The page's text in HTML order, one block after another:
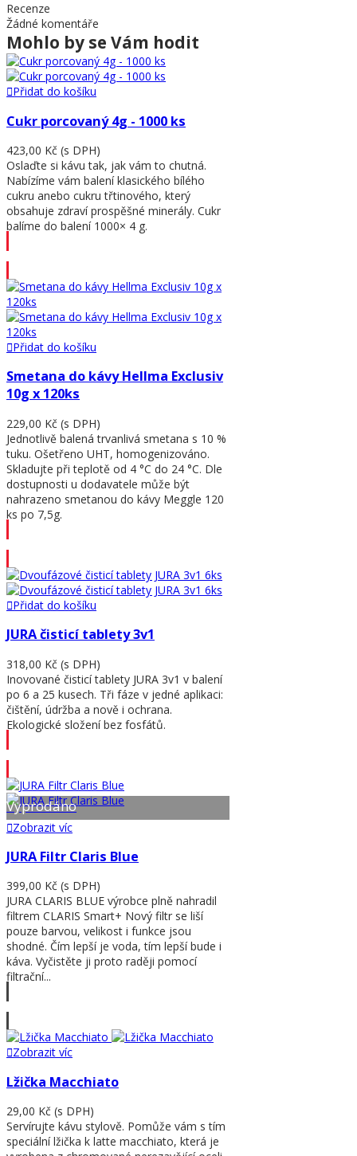
Recenze
Žádné komentáře
Mohlo by se Vám hodit
Přidat do košíku
Cukr porcovaný 4g - 1000 ks
423,00 Kč (s DPH)
Oslaďte si kávu tak, jak vám to chutná.
Nabízíme vám balení klasického bílého
cukru anebo cukru třtinového, který
obsahuje zdraví prospěšné minerály. Cukr
balíme do balení 1000× 4 g.
Přidat do košíku
Smetana do kávy Hellma Exclusiv
10g x 120ks
229,00 Kč (s DPH)
Jednotlivě balená trvanlivá smetana s 10 %
tuku. Ošetřeno UHT, homogenizováno.
Skladujte při teplotě od 4 °C do 24 °C. Dle
dostupnosti u dodavatele může být
nahrazeno smetanou do kávy Meggle 120
ks po 7,5g.
Přidat do košíku
JURA čisticí tablety 3v1
318,00 Kč (s DPH)
Inovované čisticí tablety JURA 3v1 v balení
po 6 a 25 kusech. Tři fáze v jedné aplikaci:
čištění, údržba a nově i ochrana.
Ekologické složení bez fosfátů.
Vyprodáno
Zobrazit víc
JURA Filtr Claris Blue
399,00 Kč (s DPH)
JURA CLARIS BLUE výrobce plně nahradil
filtrem CLARIS Smart+ Nový filtr se liší
pouze barvou, velikost i funkce jsou
shodné. Čím lepší je voda, tím lepší bude i
káva. Vyčistěte ji proto raději pomocí
filtrační...
Zobrazit víc
Lžička Macchiato
29,00 Kč (s DPH)
Servírujte kávu stylově. Pomůže vám s tím
speciální lžička k latte macchiato, která je